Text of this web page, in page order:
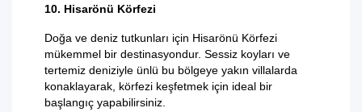
10. Hisarönü Körfezi
Doğa ve deniz tutkunları için Hisarönü Körfezi
mükemmel bir destinasyondur. Sessiz koyları ve
tertemiz deniziyle ünlü bu bölgeye yakın villalarda
konaklayarak, körfezi keşfetmek için ideal bir
başlangıç yapabilirsiniz.